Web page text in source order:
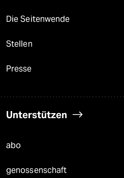
Die Seitenwende
Stellen
Presse
Unterstützen
abo
genossenschaft